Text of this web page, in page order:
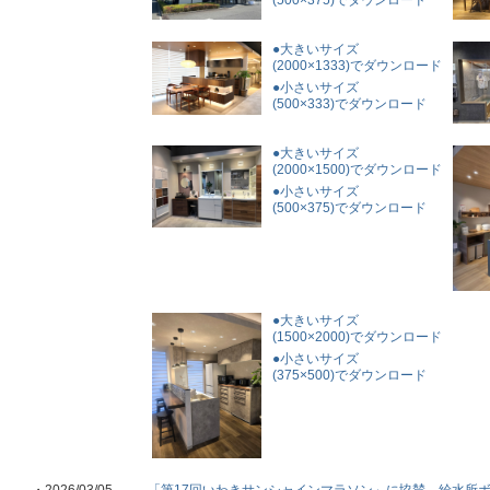
●大きいサイズ
(2000×1333)でダウンロード
●小さいサイズ
(500×333)でダウンロード
●大きいサイズ
(2000×1500)でダウンロード
●小さいサイズ
(500×375)でダウンロード
●大きいサイズ
(1500×2000)でダウンロード
●小さいサイズ
(375×500)でダウンロード